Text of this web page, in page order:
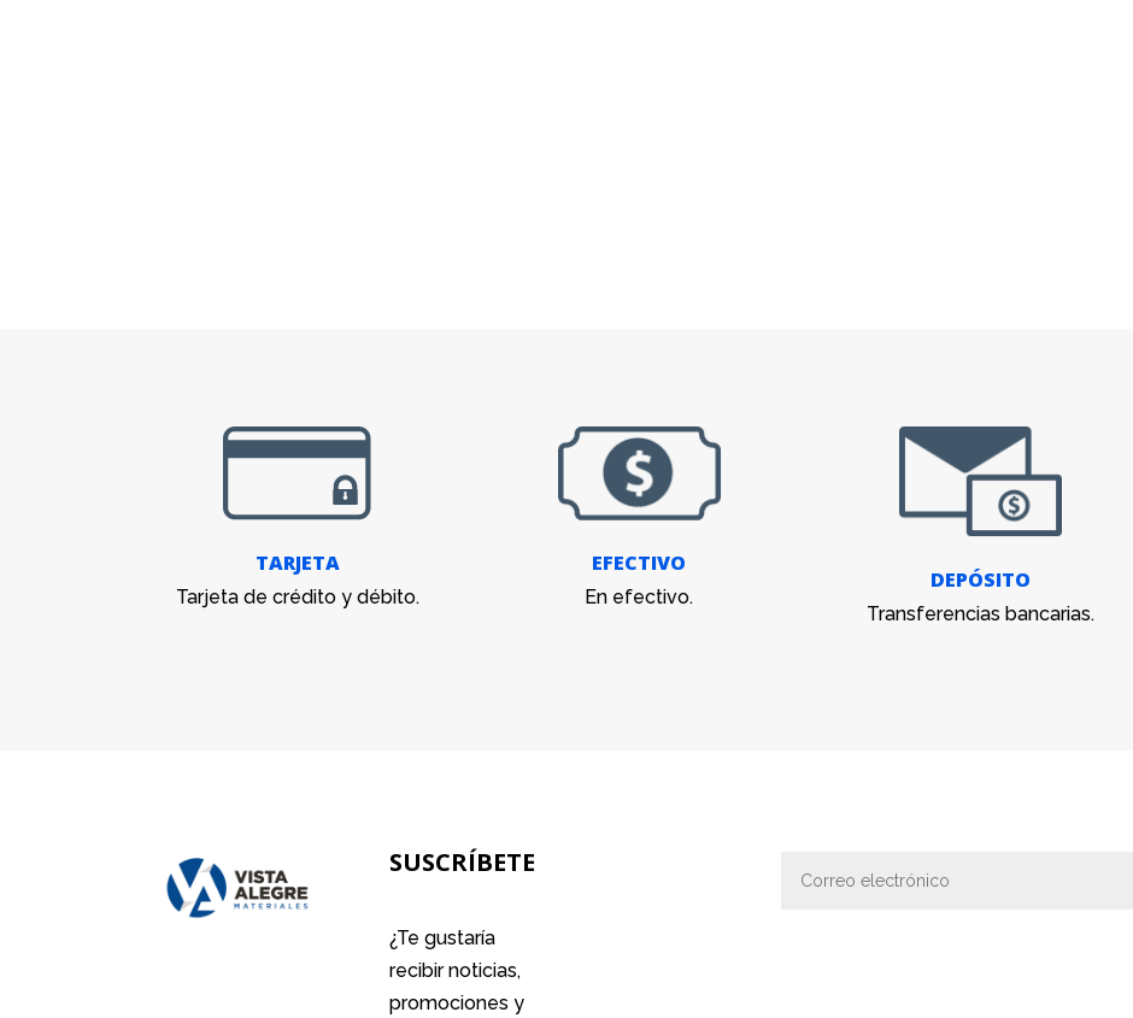
TARJETA
Tarjeta de crédito y débito.
EFECTIVO
En efectivo.
DEPÓSITO
Transferencias bancarias.
SUSCRÍBETE
¿Te gustaría
recibir noticias,
promociones y